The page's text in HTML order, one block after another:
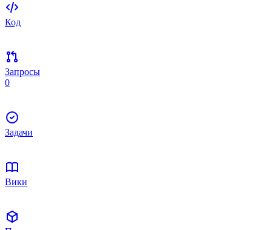
Код
Запросы
0
Задачи
Вики